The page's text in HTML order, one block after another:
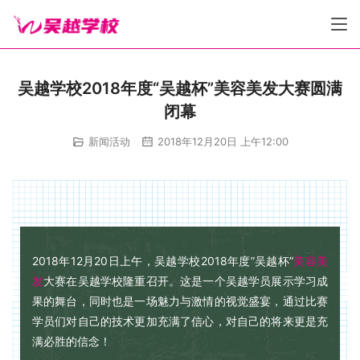
吴越学校2018年度“吴越杯”美容美发大赛圆满
闭幕
新闻活动 2018年12月20日 上午12:00
2018年12月20日上午，吴越学校2018年度”吴越杯”美容美
发大赛在吴越学校隆重召开。这是一个吴越学员展示学习成
果的舞台，同时也是一场魅力与激情的视觉盛宴，通过比赛
学员们对自己的技术更加充满了信心，对自己的将来更是充
满必胜的信念！